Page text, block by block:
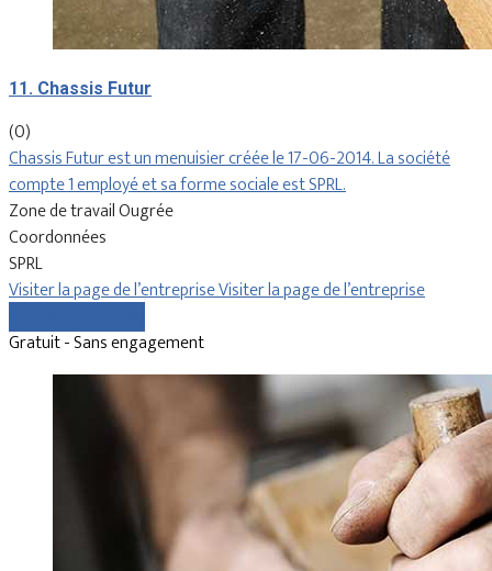
11. Chassis Futur
(0)
Chassis Futur est un menuisier créée le 17-06-2014. La société
compte 1 employé et sa forme sociale est SPRL.
Zone de travail Ougrée
Coordonnées
SPRL
Visiter la page de l’entrepriseVisiter la page de l’entreprise
Gratuit - Sans engagement